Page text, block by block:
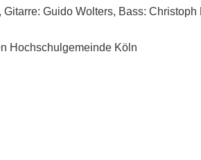
Guido Wolters, Bass:
Hochschulgemeinde Köln